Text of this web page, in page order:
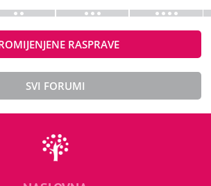
RASPRAVE
SVI FORUMI